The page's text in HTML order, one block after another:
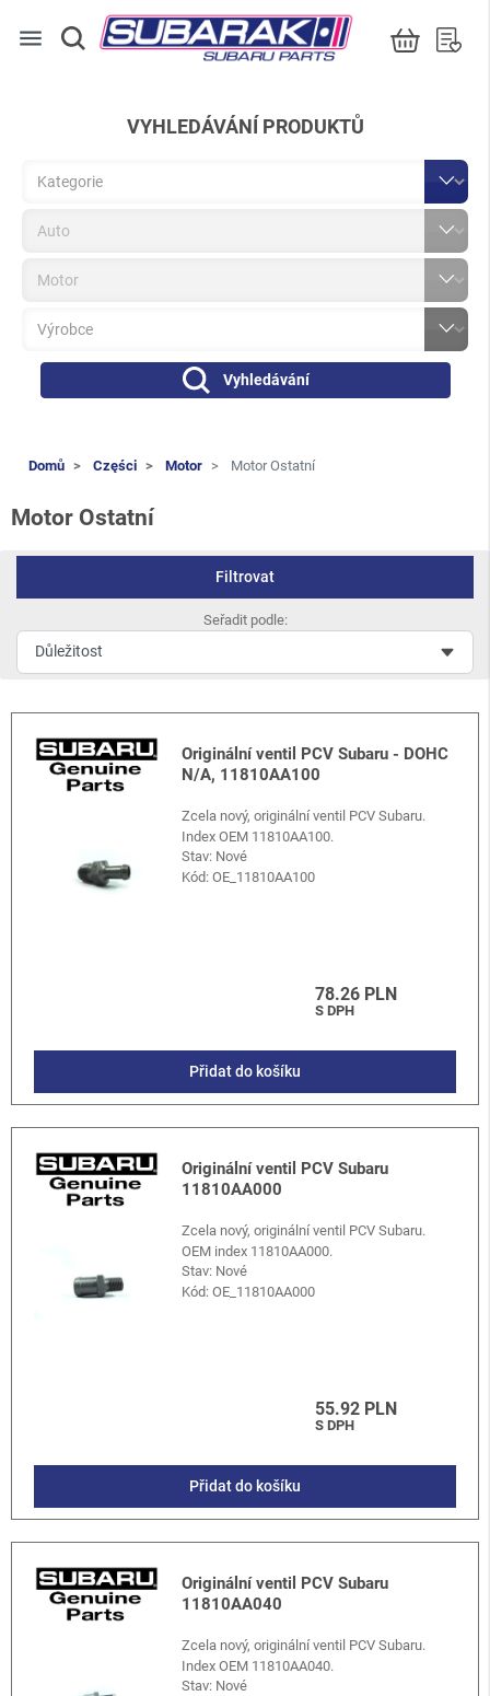
menu
VYHLEDÁVÁNÍ PRODUKTŮ
Vyhledávání
Domů Części Motor Motor Ostatní
Motor Ostatní
Filtrovat
Seřadit podle:
Originální ventil PCV Subaru - DOHC
N/A, 11810AA100
Zcela nový, originální ventil PCV Subaru.
Index OEM 11810AA100.
Stav: Nové
Kód:OE_11810AA100
78.26 PLN
S DPH
Přidat do košíku
Originální ventil PCV Subaru
11810AA000
Zcela nový, originální ventil PCV Subaru.
OEM index 11810AA000.
Stav: Nové
Kód:OE_11810AA000
55.92 PLN
S DPH
Přidat do košíku
Originální ventil PCV Subaru
11810AA040
Zcela nový, originální ventil PCV Subaru.
Index OEM 11810AA040.
Stav: Nové